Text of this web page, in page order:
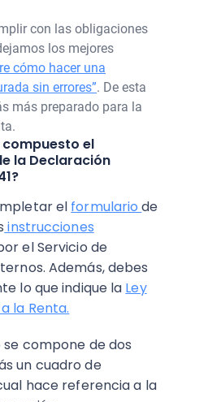
con las obligaciones
los mejores
cómo hacer una
sin errores”. De esta
más preparado para la
el
la Declaración
el formulariode
instrucciones
el Servicio de
Además, debes
lo que indique la Ley
la Renta.
se compone de dos
un cuadro de
hace referencia a la